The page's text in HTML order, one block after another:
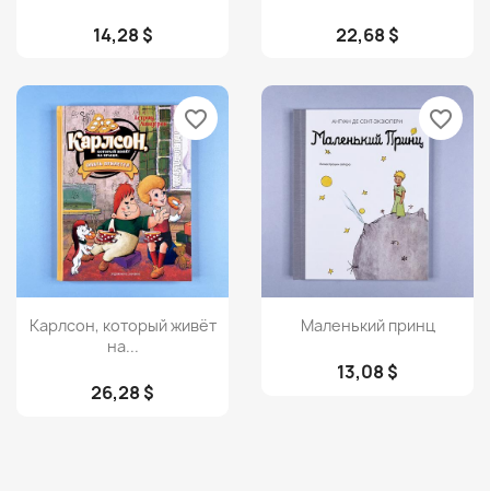
14,28 $ 22,68 $
Просмотр
Карлсон, который живёт
на...
26,28 $
favorite_border
Просмотр
Маленький принц
13,08 $
favorite_border